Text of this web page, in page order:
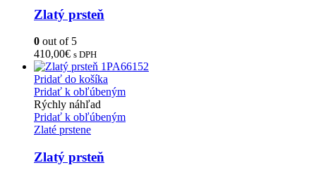
Zlatý prsteň
0 out of 5
410,00€ s DPH
Pridať do košíka
Pridať k obľúbeným
Rýchly náhľad
Pridať k obľúbeným
Zlaté prstene
Zlatý prsteň